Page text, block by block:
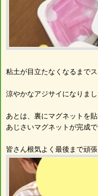
粘土が目立たなくなるまで
涼やかなアジサイになりまし
あとは、裏にマグネットを
あじさいマグネットが完成
皆さん根気よく最後まで頑張